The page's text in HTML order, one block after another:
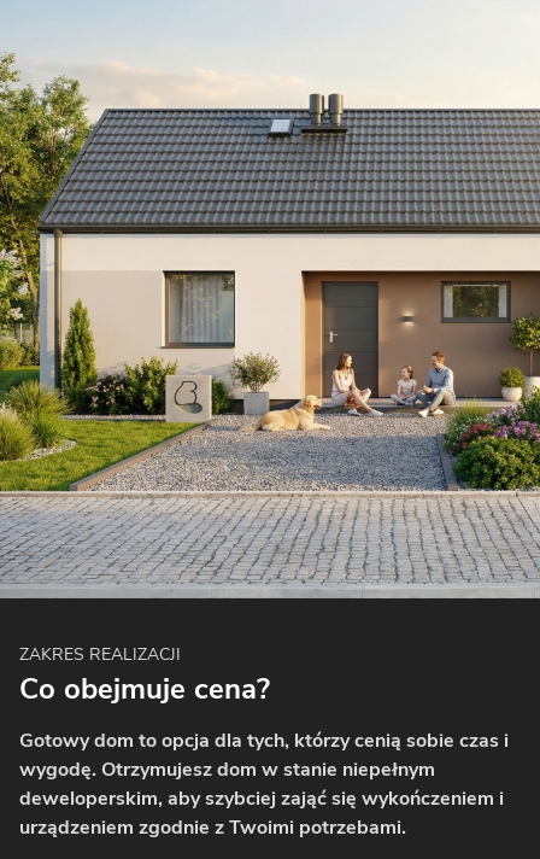
ZAKRES REALIZACJI
Co obejmuje cena?
Gotowy dom to opcja dla tych, którzy cenią sobie czas i
wygodę. Otrzymujesz dom w stanie niepełnym
deweloperskim, aby szybciej zająć się wykończeniem i
urządzeniem zgodnie z Twoimi potrzebami.